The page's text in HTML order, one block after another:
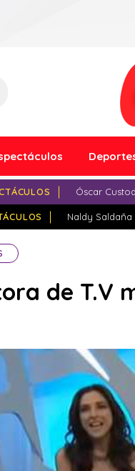
Óscar
Naldy
de T.V